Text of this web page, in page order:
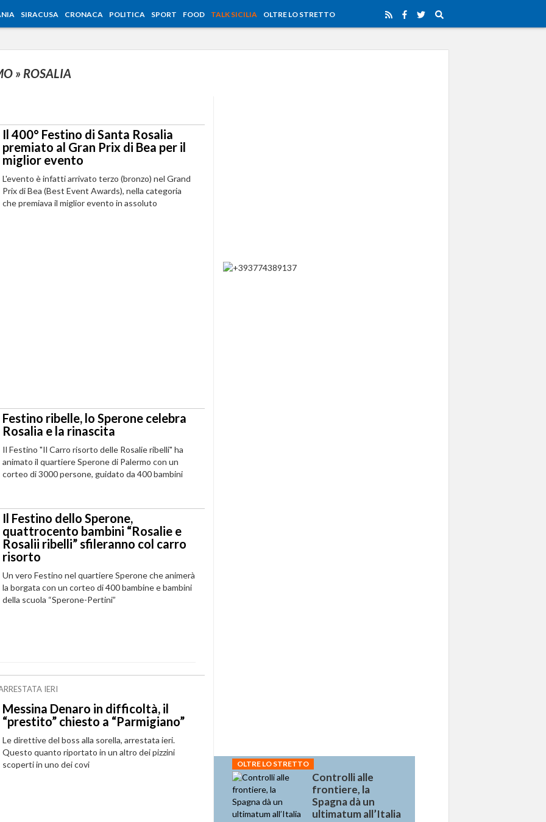
SIRACUSA CRONACA POLITICA SPORT FOOD TALK SICILIA OLTRE LO STRETTO
» ROSALIA
Il 400° Festino di Santa Rosalia
premiato al Gran Prix di Bea per il
miglior evento
L'evento è infatti arrivato terzo (bronzo) nel Grand
Prix di Bea (Best Event Awards), nella categoria
che premiava il miglior evento in assoluto
Festino ribelle, lo Sperone celebra
Rosalia e la rinascita
Il Festino "Il Carro risorto delle Rosalie ribelli" ha
animato il quartiere Sperone di Palermo con un
corteo di 3000 persone, guidato da 400 bambini
Il Festino dello Sperone,
quattrocento bambini “Rosalie e
Rosalii ribelli” sfileranno col carro
risorto
Un vero Festino nel quartiere Sperone che animerà
la borgata con un corteo di 400 bambine e bambini
della scuola “Sperone-Pertini”
IERI
Messina Denaro in difficoltà, il
“prestito” chiesto a “Parmigiano”
Le direttive del boss alla sorella, arrestata ieri.
Questo quanto riportato in un altro dei pizzini
scoperti in uno dei covi
OLTRE LO STRETTO
Controlli alle
frontiere, la
Spagna dà un
ultimatum all’Italia